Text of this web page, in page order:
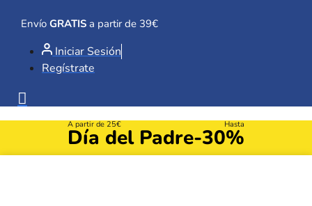
contenido
Envío GRATIS a partir de 39€
Iniciar Sesión
Regístrate
A partir de 25€
Día del Padre
Hasta
-30%